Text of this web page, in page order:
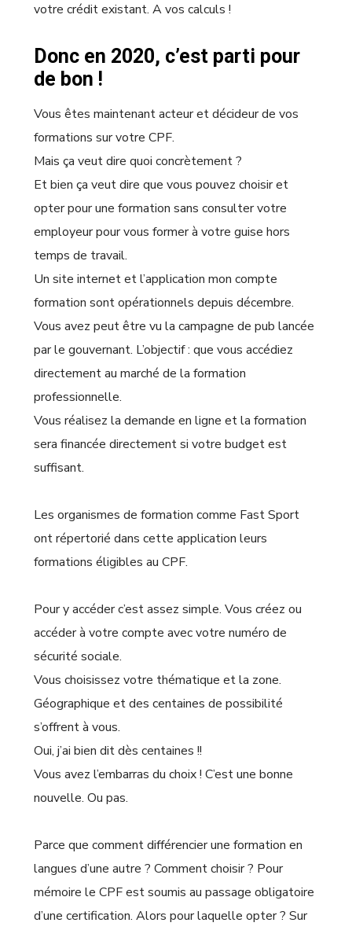
votre crédit existant. A vos calculs !
Donc en 2020, c’est parti pour
de bon !
Vous êtes maintenant acteur et décideur de vos
formations sur votre CPF.
Mais ça veut dire quoi concrètement ?
Et bien ça veut dire que vous pouvez choisir et
opter pour une formation sans consulter votre
employeur pour vous former à votre guise hors
temps de travail.
Un site internet et l’application mon compte
formation sont opérationnels depuis décembre.
Vous avez peut être vu la campagne de pub lancée
par le gouvernant. L’objectif : que vous accédiez
directement au marché de la formation
professionnelle.
Vous réalisez la demande en ligne et la formation
sera financée directement si votre budget est
suffisant.
Les organismes de formation comme Fast Sport
ont répertorié dans cette application leurs
formations éligibles au CPF.
Pour y accéder c’est assez simple. Vous créez ou
accéder à votre compte avec votre numéro de
sécurité sociale.
Vous choisissez votre thématique et la zone.
Géographique et des centaines de possibilité
s’offrent à vous.
Oui, j’ai bien dit dès centaines !!
Vous avez l’embarras du choix ! C’est une bonne
nouvelle. Ou pas.
Parce que comment différencier une formation en
langues d’une autre ? Comment choisir ? Pour
mémoire le CPF est soumis au passage obligatoire
d’une certification. Alors pour laquelle opter ? Sur